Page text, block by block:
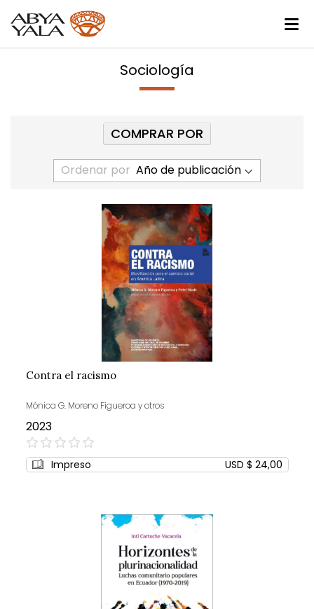
Sociología
Ordenar por
Contra el racismo
Mónica G. Moreno Figueroa y otros
2023
0%
Impreso USD $ 24,00
COMPRAR POR